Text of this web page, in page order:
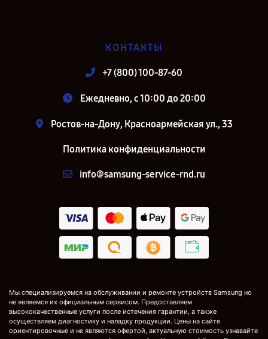
КОНТАКТЫ
+7 (800) 100-87-60
Ежедневно, с 10:00 до 20:00
Ростов-на-Дону, Красноармейская ул., 33
Политика конфиденциальности
info@samsung-service-rnd.ru
Мы специализируемся на обслуживании и ремонте устройств Samsung но
не являемся их официальным сервисом. Предоставляем
высококачественные услуги после истечения гарантии, а также
осуществляем диагностику и наладку продукции. Цены на сайте
ориентировочные и не являются офертой, актуальную стоимость узнавайте